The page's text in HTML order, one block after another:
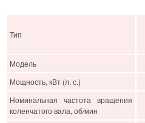
Тип
Модель
Мощность, кВт (л. с.)
Номинальная частота вращения
коленчатого вала, об/мин